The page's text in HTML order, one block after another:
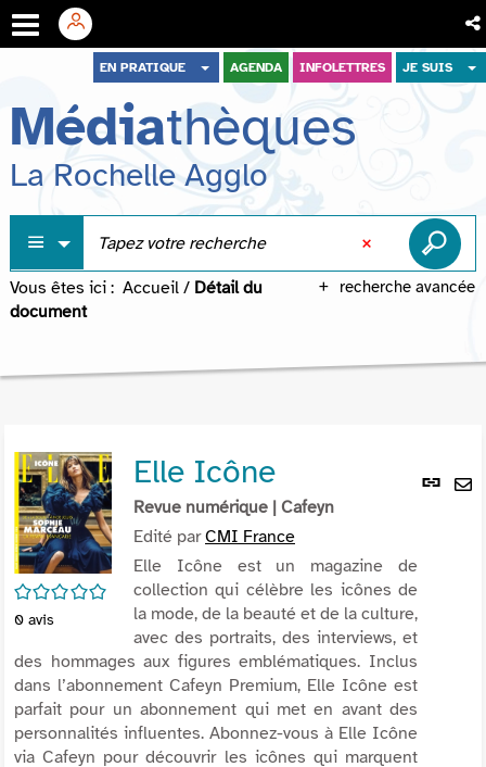
menu
contenu
recherche
EN PRATIQUE AGENDA INFOLETTRES JE SUIS
Médiathèques
La Rochelle Agglo
recherche avancée
Vous êtes ici : Accueil / Détail du
document
Lien
/5
0 avis
Elle Icône
Revue numérique | Cafeyn
Edité parCMI France
Elle Icône est un magazine de
collection qui célèbre les icônes de
la mode, de la beauté et de la culture,
avec des portraits, des interviews, et
des hommages aux figures emblématiques. Inclus
dans l’abonnement Cafeyn Premium, Elle Icône est
parfait pour un abonnement qui met en avant des
personnalités influentes. Abonnez-vous à Elle Icône
via Cafeyn pour découvrir les icônes qui marquent